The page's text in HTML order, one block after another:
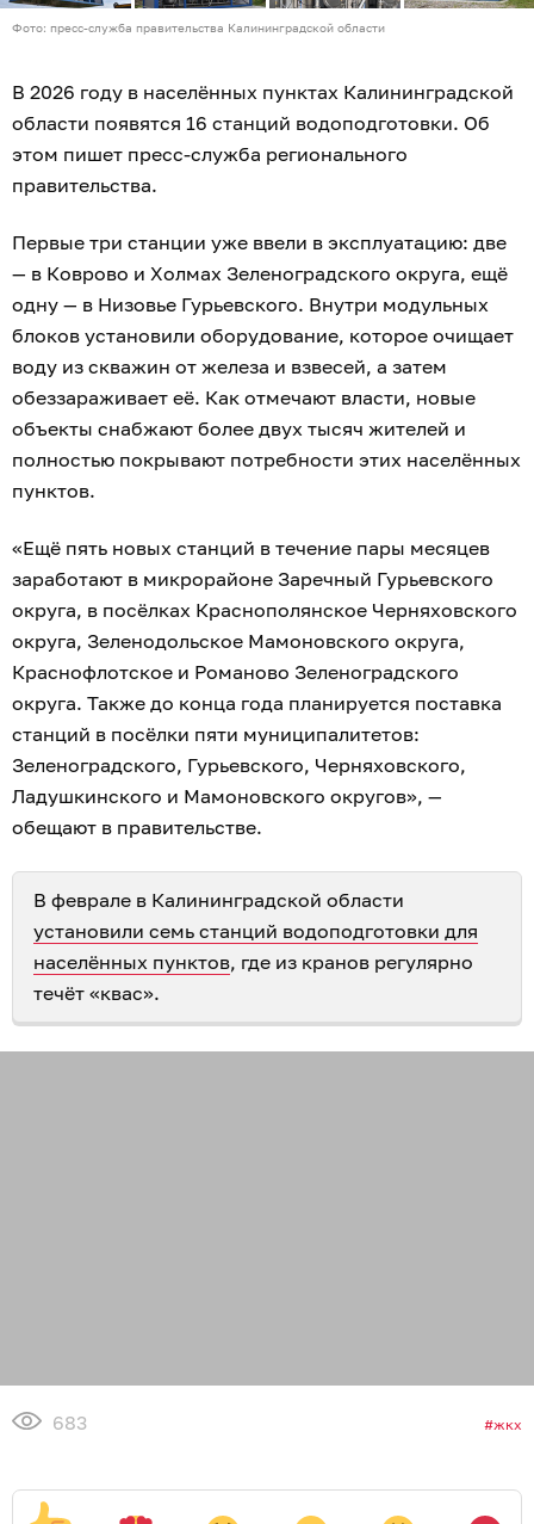
Фото: пресс-служба правительства Калининградской области
В 2026 году в населённых пунктах Калининградской
области появятся 16 станций водоподготовки. Об
этом пишет пресс-служба регионального
правительства.
Первые три станции уже ввели в эксплуатацию: две
— в Коврово и Холмах Зеленоградского округа, ещё
одну — в Низовье Гурьевского. Внутри модульных
блоков установили оборудование, которое очищает
воду из скважин от железа и взвесей, а затем
обеззараживает её. Как отмечают власти, новые
объекты снабжают более двух тысяч жителей и
полностью покрывают потребности этих населённых
пунктов.
«Ещё пять новых станций в течение пары месяцев
заработают в микрорайоне Заречный Гурьевского
округа, в посёлках Краснополянское Черняховского
округа, Зеленодольское Мамоновского округа,
Краснофлотское и Романово Зеленоградского
округа. Также до конца года планируется поставка
станций в посёлки пяти муниципалитетов:
Зеленоградского, Гурьевского, Черняховского,
Ладушкинского и Мамоновского округов», —
обещают в правительстве.
В феврале в Калининградской области
установили семь станций водоподготовки для
населённых пунктов, где из кранов регулярно
течёт «квас».
683 жкх